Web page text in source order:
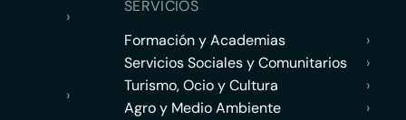
›
›
SERVICIOS
Formación y Academias
›
Servicios Sociales y Comunitarios
›
Turismo, Ocio y Cultura
›
Agro y Medio Ambiente
›